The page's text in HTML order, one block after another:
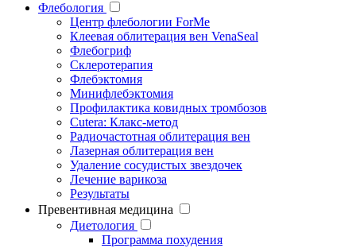
Флебология
Центр флебологии ForMe
Клеевая облитерация вен VenaSeal
Флебогриф
Склеротерапия
Флебэктомия
Минифлебэктомия
Профилактика ковидных тромбозов
Cutera: Клакс-метод
Радиочастотная облитерация вен
Лазерная облитерация вен
Удаление сосудистых звездочек
Лечение варикоза
Результаты
Превентивная медицина
Диетология
Программа похудения